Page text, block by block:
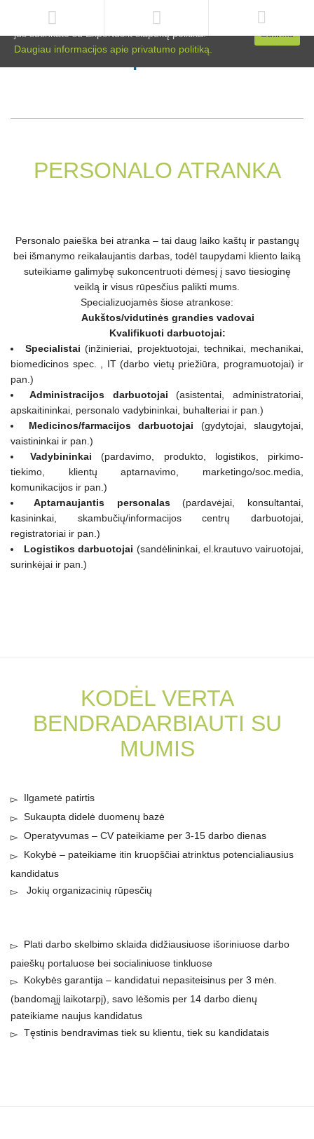
PERSONALO ATRANKA
Personalo paieška bei atranka – tai daug laiko kaštų ir pastangų
bei išmanymo reikalaujantis darbas, todėl taupydami kliento laiką
suteikiame galimybę sukoncentruoti dėmesį į savo tiesioginę
veiklą ir visus rūpesčius palikti mums.
Specializuojamės šiose atrankose:
Aukštos/vidutinės grandies vadovai
Kvalifikuoti darbuotojai:
Specialistai (inžinieriai, projektuotojai, technikai, mechanikai,
biomedicinos spec. , IT (darbo vietų priežiūra, programuotojai) ir
pan.)
Administracijos darbuotojai (asistentai, administratoriai,
apskaitininkai, personalo vadybininkai, buhalteriai ir pan.)
Medicinos/farmacijos darbuotojai (gydytojai, slaugytojai,
vaistininkai ir pan.)
Vadybininkai (pardavimo, produkto, logistikos, pirkimo-
tiekimo, klientų aptarnavimo, marketingo/soc.media,
komunikacijos ir pan.)
Aptarnaujantis personalas(pardavėjai, konsultantai,
kasininkai, skambučių/informacijos centrų darbuotojai,
registratoriai ir pan.)
Logistikos darbuotojai (sandėlininkai, el.krautuvo vairuotojai,
surinkėjai ir pan.)
KODĖL VERTA
BENDRADARBIAUTI SU
MUMIS
Ilgametė patirtis
Sukaupta didelė duomenų bazė
Operatyvumas – CV pateikiame per 3-15 darbo dienas
Kokybė – pateikiame itin kruopščiai atrinktus potencialiausius
kandidatus
Jokių organizacinių rūpesčių
Plati darbo skelbimo sklaida didžiausiuose išoriniuose darbo
paieškų portaluose bei socialiniuose tinkluose
Kokybės garantija – kandidatui nepasiteisinus per 3 mėn.
(bandomąjį laikotarpį), savo lėšomis per 14 darbo dienų
pateikiame naujus kandidatus
Tęstinis bendravimas tiek su klientu, tiek su kandidatais
jūs sutinkate su Expertus.lt slapukų politika.
Daugiau informacijos apie privatumo politiką.
Sutinku